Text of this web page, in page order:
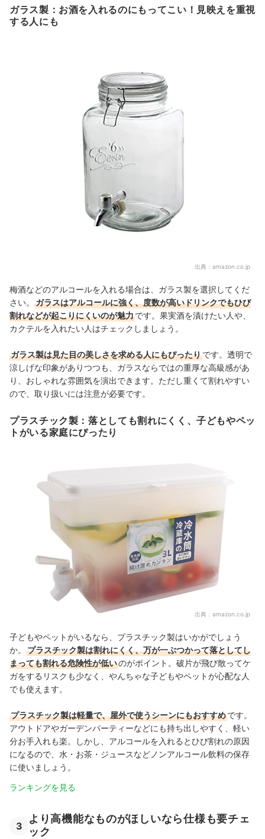
ガラス製：お酒を入れるのにもってこい！見映えを重視
する人にも
出典： amazon.co.jp
梅酒などのアルコールを入れる場合は、ガラス製を選択してくだ
さい。
ガラスはアルコールに強く、度数が高いドリンクでもひび
割れなどが起こりにくいのが魅力です。果実酒を漬けたい人や、
カクテルを入れたい人はチェックしましょう。
ガラス製は見た目の美しさを求める人にもぴったりです。透明で
涼しげな印象がありつつも、ガラスならではの重厚な高級感があ
り、おしゃれな雰囲気を演出できます。ただし重くて割れやすい
ので、取り扱いには注意が必要です。
プラスチック製：落としても割れにくく、子どもやペッ
トがいる家庭にぴったり
出典： amazon.co.jp
子どもやペットがいるなら、プラスチック製はいかがでしょう
か。
プラスチック製は割れにくく、万が一ぶつかって落としてし
まっても割れる危険性が低いのがポイント。破片が飛び散ってケ
ガをするリスクも少なく、やんちゃな子どもやペットが心配な人
でも使えます。
プラスチック製は軽量で、屋外で使うシーンにもおすすめです。
アウトドアやガーデンパーティーなどにも持ち出しやすく、軽い
分お手入れも楽。しかし、アルコールを入れるとひび割れの原因
になるので、水・ お茶・ジュースなどノンアルコール飲料の保存
に使いましょう。
ランキングを見る
3
より高機能なものがほしいなら仕様も要チェ
ック